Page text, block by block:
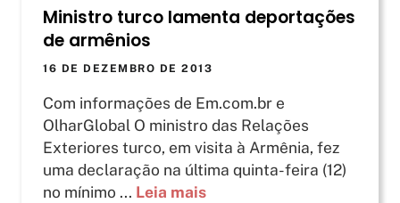
Ministro turco lamenta deportações
de armênios
16 DE DEZEMBRO DE 2013
Com informações de Em.com.br e
OlharGlobal O ministro das Relações
Exteriores turco, em visita à Armênia, fez
uma declaração na última quinta-feira (12)
no mínimo ... Leia mais